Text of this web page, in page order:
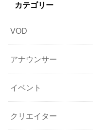
カテゴリー
VOD
アナウンサー
イベント
クリエイター